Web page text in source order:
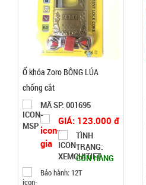
Ổ khóa Zoro BÔNG LÚA
chống cắt
MÃ SP: 001695
GIÁ: 123.000 đ
TÌNH
TRẠNG:
CÒN HÀNG
Bảo hành: 12T